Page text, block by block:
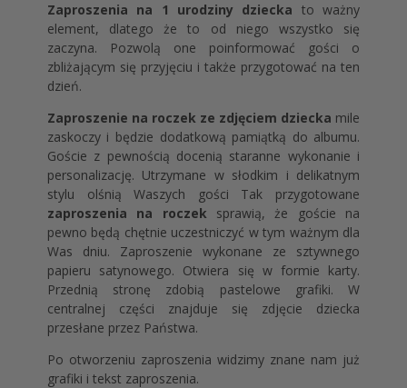
Zaproszenia na 1 urodziny dziecka to ważny
element, dlatego że to od niego wszystko się
zaczyna. Pozwolą one poinformować gości o
zbliżającym się przyjęciu i także przygotować na ten
dzień.
Zaproszenie na roczek ze zdjęciem dziecka mile
zaskoczy i będzie dodatkową pamiątką do albumu.
Goście z pewnością docenią staranne wykonanie i
personalizację. Utrzymane w słodkim i delikatnym
stylu olśnią Waszych gości Tak przygotowane
zaproszenia na roczek sprawią, że goście na
pewno będą chętnie uczestniczyć w tym ważnym dla
Was dniu. Zaproszenie wykonane ze sztywnego
papieru satynowego. Otwiera się w formie karty.
Przednią stronę zdobią pastelowe grafiki. W
centralnej części znajduje się zdjęcie dziecka
przesłane przez Państwa.
Po otworzeniu zaproszenia widzimy znane nam już
grafiki i tekst zaproszenia.